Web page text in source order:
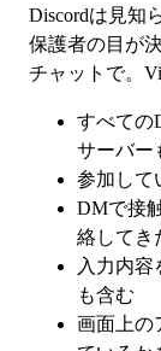
Discordは見知
保護者の目が
チャットで。
すべて
サーバー
参加して
DMで接
絡してき
入力内
も含む
画面上の